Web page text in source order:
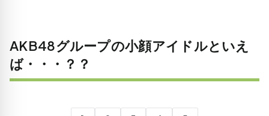
AKB48グループの小顔アイドルといえ
ば・・・？？